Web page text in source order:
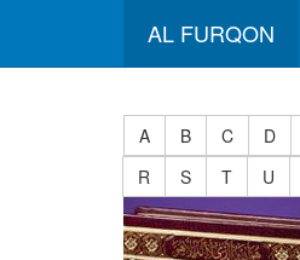
AL FURQON
A B C D
R
S T U